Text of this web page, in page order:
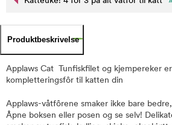
Produktbeskrivelse
Applaws Cat Tunfiskfilet og kjempereker
kompletteringsfôr til katten din
Applaws-våtfôrene smaker ikke bare
Åpne boksen eller posen og se selv!